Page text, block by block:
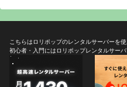
こちらはロリポップのレンタルサーバーを使
初心者・入門にはロリポップレンタルサーバ